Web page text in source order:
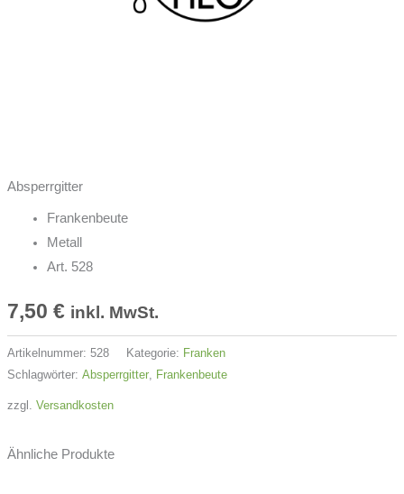
Absperrgitter
Frankenbeute
Metall
Art. 528
7,50 € inkl. MwSt.
Artikelnummer: 528 Kategorie: Franken
Schlagwörter: Absperrgitter, Frankenbeute
zzgl. Versandkosten
Ähnliche Produkte